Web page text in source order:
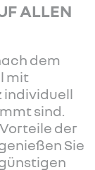
ALLEN
dem
mit
individuell
sind.
der
Sie